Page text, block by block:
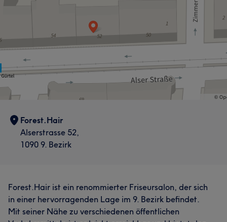
Forest.Hair
Alserstrasse 52,
1090 9. Bezirk
Forest.Hair ist ein renommierter Friseursalon, der sich
in einer hervorragenden Lage im 9. Bezirk befindet.
Mit seiner Nähe zu verschiedenen öffentlichen